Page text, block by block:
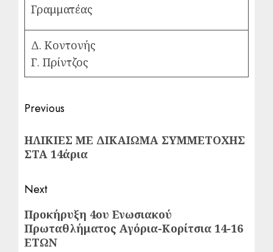
Γραμματέας
Δ. Κοντονής
Γ. Πρίντζος
Post
navigation
Previous
post:
ΗΛΙΚΙΕΣ ME ΔΙΚΑΙΩΜΑ ΣΥΜΜΕΤΟΧΗΣ
ΣΤΑ 14άρια
Next
Next
post:
Προκήρυξη 4ου Ενωσιακού
Πρωταθλήματος Αγόρια-Κορίτσια 14-16
ΕΤΩΝ